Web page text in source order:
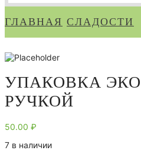
ГЛАВНАЯ СЛАДОСТИ
УПАКОВКА
РУЧКОЙ
50.00 ₽
7 в наличии